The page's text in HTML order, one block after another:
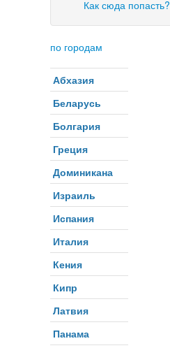
Как сюда попасть?
по городам
Абхазия
Беларусь
Болгария
Греция
Доминикана
Израиль
Испания
Италия
Кения
Кипр
Латвия
Панама